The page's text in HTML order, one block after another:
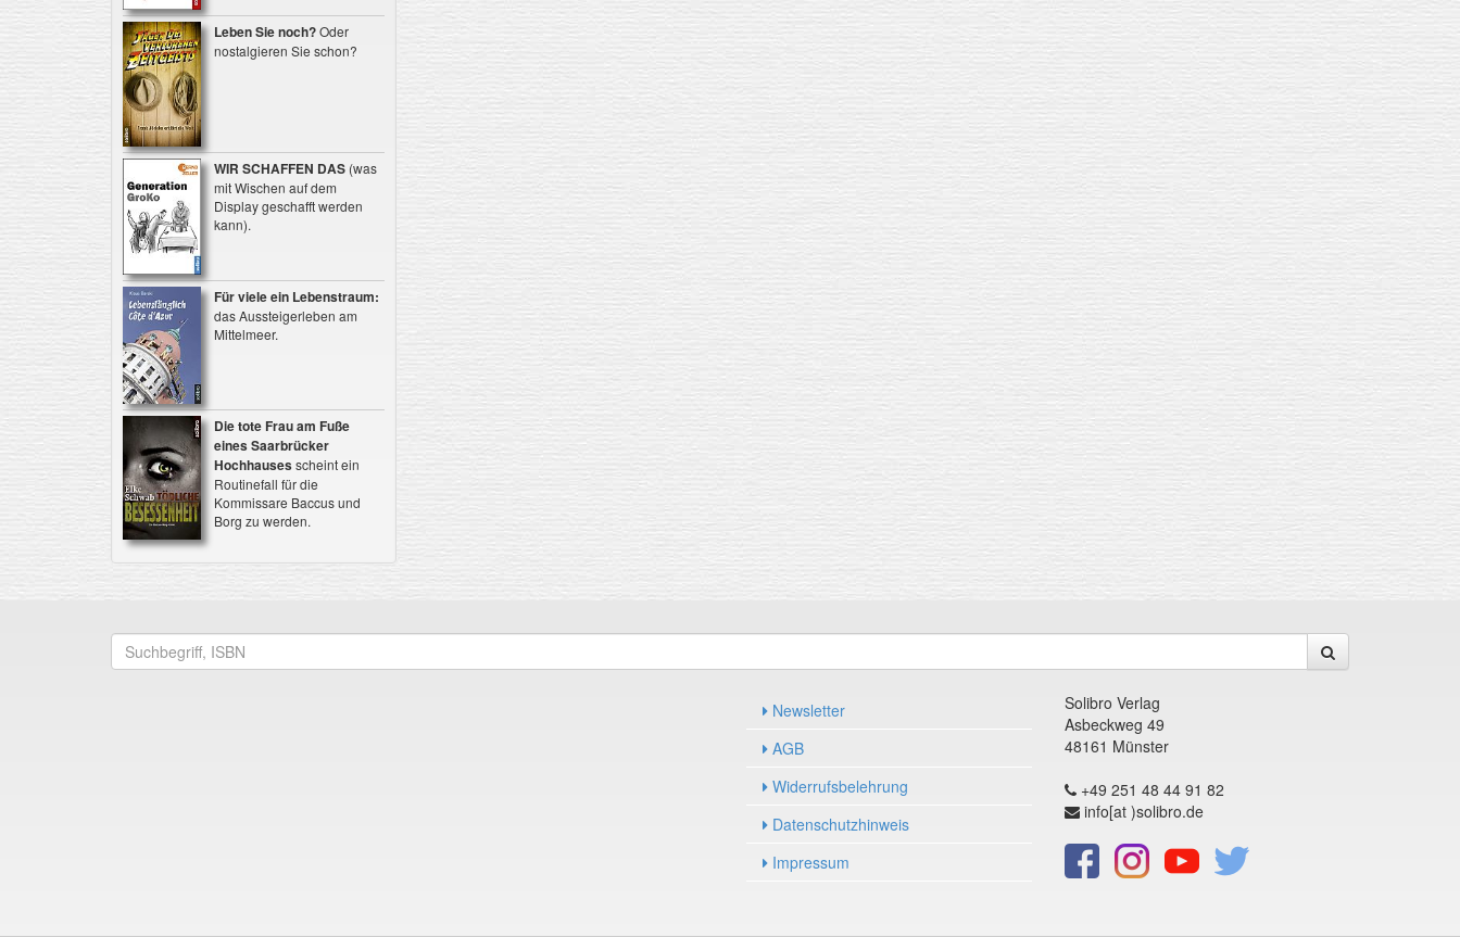
Leben Sie noch?Oder
nostalgieren Sie schon?
WIR SCHAFFEN DAS (was
mit Wischen auf dem
Display geschafft werden
kann).
Für viele ein Lebenstraum:
das Aussteigerleben am
Mittelmeer.
Die tote Frau am Fuße
eines Saarbrücker
Hochhausesscheint ein
Routinefall für die
Kommissare Baccus und
Borg zu werden.
Newsletter
AGB
Widerrufsbelehrung
Datenschutzhinweis
Impressum
Solibro Verlag
Asbeckweg 49
48161 Münster
+49 251 48 44 91 82
info[at )solibro.de